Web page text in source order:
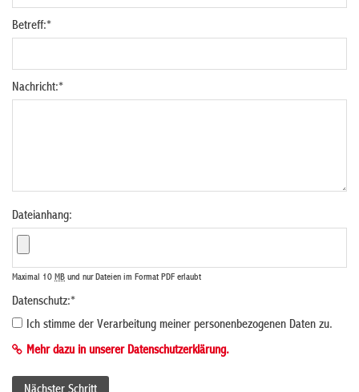
Betreff:*
Nachricht:*
Dateianhang:
Maximal 10 MB und nur Dateien im Format PDF erlaubt
Datenschutz:*
Ich stimme der Verarbeitung meiner personenbezogenen Daten zu.
Mehr dazu in unserer Datenschutzerklärung.